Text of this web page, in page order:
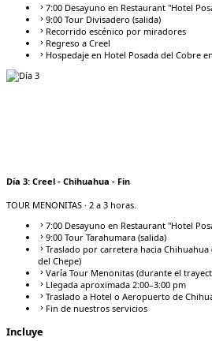
7:00 Desayuno en Restaurant "Hotel
9:00 Tour Divisadero (salida)
Recorrido escénico por miradores
Regreso a Creel
Hospedaje en Hotel Posada del Cobre
Día 3: Creel - Chihuahua - Fin
TOUR MENONITAS · 2 a 3 horas.
7:00 Desayuno en Restaurant "Hotel
9:00 Tour Tarahumara (salida)
Traslado por carretera hacia
del Chepe)
Varía Tour Menonitas (durante el
Llegada aproximada 2:00–3:00 pm
Traslado a Hotel o Aeropuerto de
Fin de nuestros servicios
Incluye